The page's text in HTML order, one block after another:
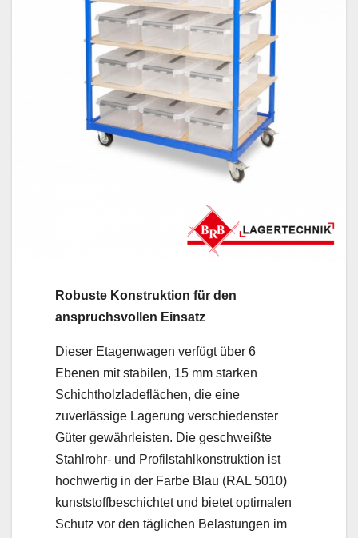
Robuste Konstruktion für den
anspruchsvollen Einsatz
Dieser Etagenwagen verfügt über 6
Ebenen mit stabilen, 15 mm starken
Schichtholzladeflächen, die eine
zuverlässige Lagerung verschiedenster
Güter gewährleisten. Die geschweißte
Stahlrohr- und Profilstahlkonstruktion ist
hochwertig in der Farbe Blau (RAL 5010)
kunststoffbeschichtet und bietet optimalen
Schutz vor den täglichen Belastungen im